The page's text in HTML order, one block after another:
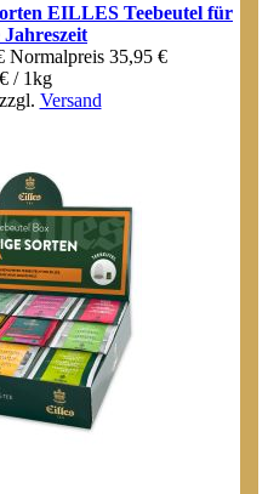
EILLES Teebeutel für
Jahreszeit
Normal­preis 35,95 €
/ 1kg
zzgl. Versand